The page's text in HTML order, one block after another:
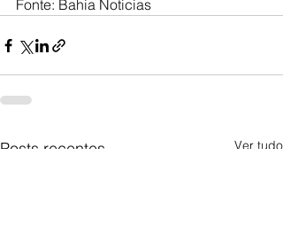
Fonte: Bahia Noticias
Posts recentes Ver tudo